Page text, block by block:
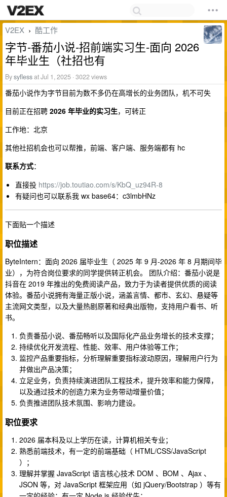
V2EX › 酷工作
字节-番茄小说-招前端实习生-面向 2026
年毕业生（社招也有
Bysyflessat Jul 1, 2025 · 3022 views
番茄小说作为字节目前为数不多仍在高增长的业务团队，机不可失
目前正在招聘 2026 年毕业的实习生，可转正
工作地：北京
其他社招机会也可以帮推，前端、客户端、服务端都有 hc
联系方式：
直接投 https://job.toutiao.com/s/KbQ_uz94R-8
有疑问也可以联系我 wx base64：c3lmbHNz
下面贴一个描述
职位描述
ByteIntern：面向 2026 届毕业生（ 2025 年 9 月-2026 年 8 月期间毕
业），为符合岗位要求的同学提供转正机会。 团队介绍：番茄小说是
抖音在 2019 年推出的免费阅读产品，致力于为读者提供优质的阅读
体验。番茄小说拥有海量正版小说，涵盖言情、都市、玄幻、悬疑等
主流网文类型，以及大量热剧原著和经典出版物，支持用户看书、听
书。
负责番茄小说、番茄畅听以及国际化产品业务增长的技术支撑；
持续优化开发流程、性能、效率、用户体验等工作；
监控产品重要指标，分析理解重要指标波动原因，理解用户行为
并做出产品决策；
立足业务，负责持续演进团队工程技术，提升效率和能力保障，
以及通过技术的创造力来为业务带动增量价值；
负责推进团队技术氛围、影响力建设。
职位要求
2026 届本科及以上学历在读，计算机相关专业；
熟悉前端技术，有一定的前端基础（ HTML/CSS/JavaScript
）；
理解并掌握 JavaScript 语言核心技术 DOM 、BOM 、Ajax 、
JSON 等，对 JavaScript 框架应用（如 jQuery/Bootstrap ）等有